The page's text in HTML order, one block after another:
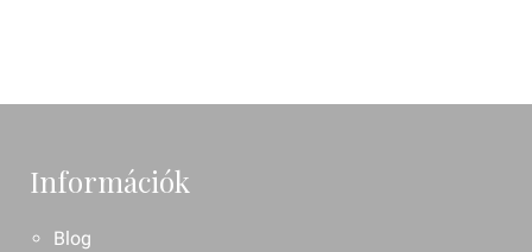
Információk
Blog